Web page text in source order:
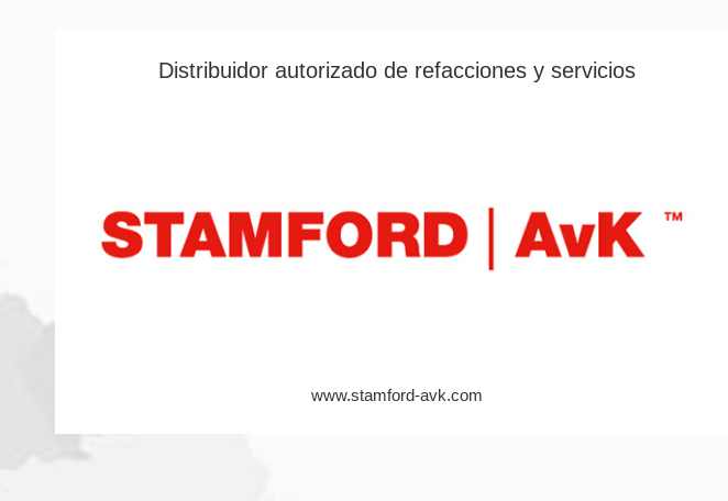
Distribuidor autorizado de refacciones y servicios
www.stamford-avk.com